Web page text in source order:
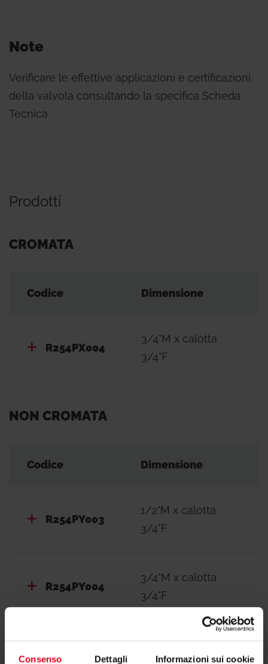
Consenso Dettagli Informazioni sui cookie
Note
Verificare le effettive applicazioni e certificazioni
della valvola consultando la specifica Scheda
Tecnica.
Prodotti
CROMATA
Codice Dimensione
R254PX004
3/4"M x calotta
3/4"F
NON CROMATA
Codice Dimensione
R254PY003
1/2"M x calotta
3/4"F
R254PY004
3/4"M x calotta
3/4"F
R254PY034
3/4"M x calotta